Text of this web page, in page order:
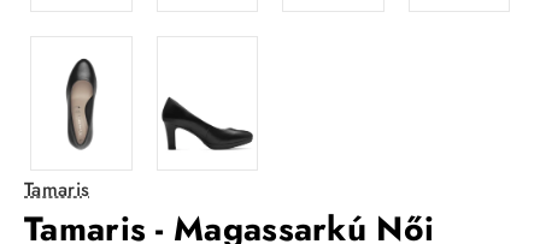
Tamaris
Tamaris - Magassarkú Női